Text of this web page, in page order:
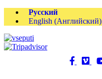
Русский
English (Английский)